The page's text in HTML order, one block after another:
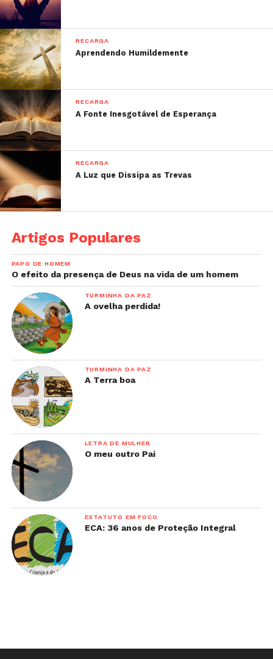
RECARGA
Aprendendo Humildemente
RECARGA
A Fonte Inesgotável de Esperança
RECARGA
A Luz que Dissipa as Trevas
Artigos Populares
PAPO DE HOMEM
O efeito da presença de Deus na vida de um homem
TURMINHA DA PAZ
A ovelha perdida!
TURMINHA DA PAZ
A Terra boa
LETRA DE MULHER
O meu outro Pai
ESTATUTO EM FOCO
ECA: 36 anos de Proteção Integral